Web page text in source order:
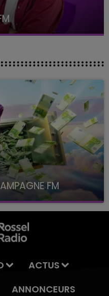
FM
FM, à 8H10
ACTUS
ANNONCEURS